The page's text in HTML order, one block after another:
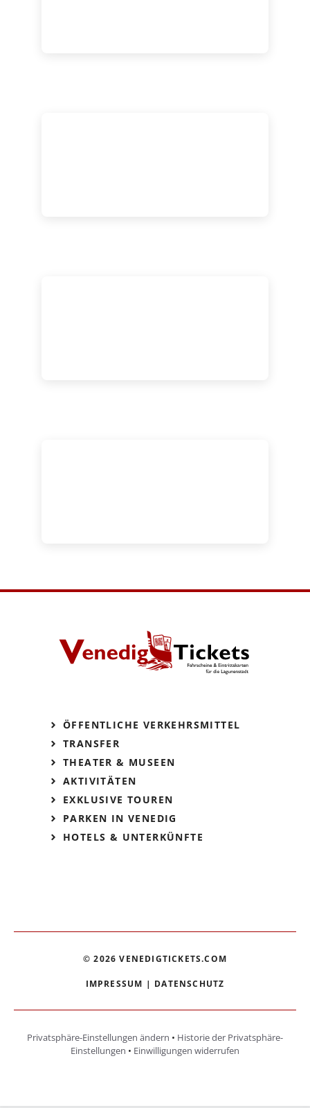
ÖFFENTLICHE VERKEHRSMITTEL
TRANSFER
THEATER & MUSEEN
AKTIVITÄTEN
EXKLUSIVE TOUREN
PARKEN IN VENEDIG
HOTELS & UNTERKÜNFTE
© 2026 VENEDIGTICKETS.COM
IMPRESSUM | DATENSCHUTZ
Privatsphäre-Einstellungen ändern • Historie der Privatsphäre-
Einstellungen • Einwilligungen widerrufen